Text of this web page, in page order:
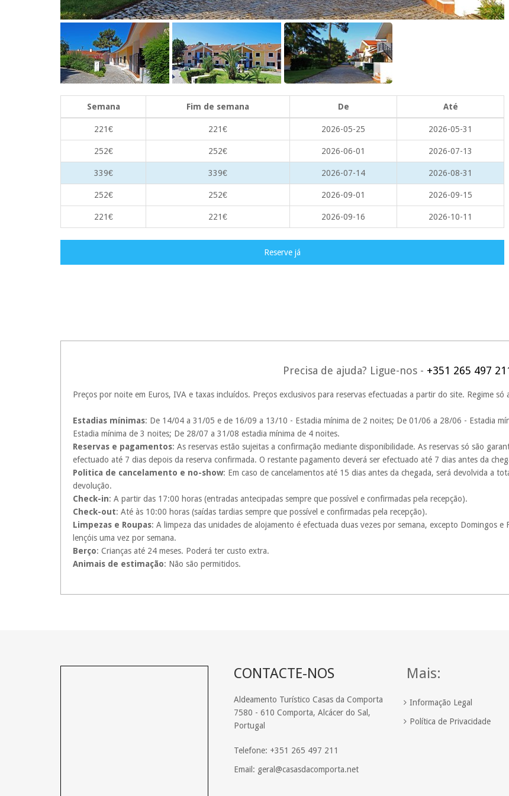
Semana Fim de semana De Até
221€ 221€ 2026-05-25 2026-05-31
252€ 252€ 2026-06-01 2026-07-13
339€ 339€ 2026-07-14 2026-08-31
252€ 252€ 2026-09-01 2026-09-15
221€ 221€ 2026-09-16 2026-10-11
Reserve já
Precisa de ajuda? Ligue-nos - +351 265 497
Preços por noite em Euros, IVA e taxas incluídos. Preços exclusivos para reservas efectuadas a partir do site. Regime só
Estadias mínimas: De 14/04 a 31/05 e de 16/09 a 13/10 - Estadia mínima de 2 noites; De 01/06 a 28/06 - Estadia
Estadia mínima de 3 noites; De 28/07 a 31/08 estadia mínima de 4 noites.
Reservas e pagamentos: As reservas estão sujeitas a confirmação mediante disponibilidade. As reservas só são
efectuado até 7 dias depois da reserva confirmada. O restante pagamento deverá ser efectuado até 7 dias antes da
Politica de cancelamento e no-show: Em caso de cancelamentos até 15 dias antes da chegada, será devolvida a
devolução.
Check-in: A partir das 17:00 horas (entradas antecipadas sempre que possível e confirmadas pela recepção).
Check-out: Até às 10:00 horas (saídas tardias sempre que possível e confirmadas pela recepção).
Limpezas e Roupas: A limpeza das unidades de alojamento é efectuada duas vezes por semana, excepto Domingos
lençóis uma vez por semana.
Berço: Crianças até 24 meses. Poderá ter custo extra.
Animais de estimação: Não são permitidos.
CONTACTE-NOS
Aldeamento Turístico Casas da Comporta
7580 - 610 Comporta, Alcácer do Sal,
Portugal
Telefone: +351 265 497 211
Email: geral@casasdacomporta.net
Mais:
Informação Legal
Política de Privacidade